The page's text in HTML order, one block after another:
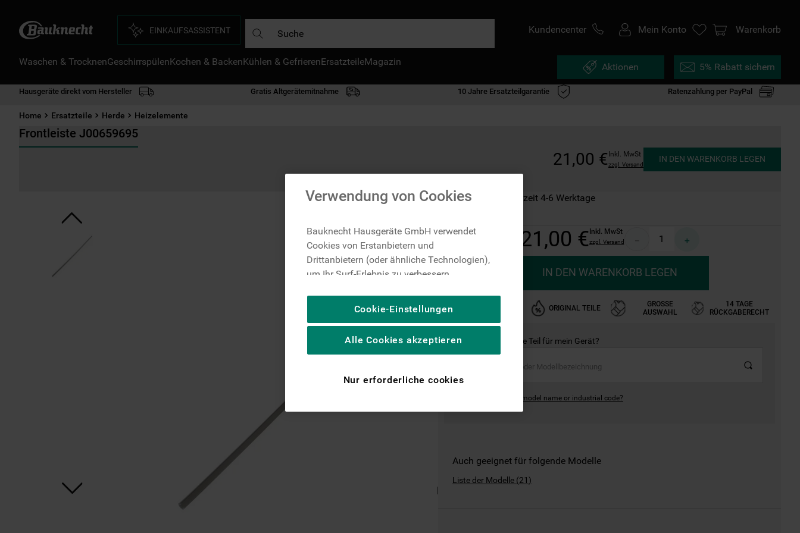
EINKAUFSASSISTENT Kundencenter Mein Konto Warenkorb
Waschen & TrocknenGeschirrspülenKochen & BackenKühlen & GefrierenErsatzteileMagazin Aktionen 5% Rabatt sichern
Hausgeräte direkt vom Hersteller Gratis Altgerätemitnahme 10 Jahre Ersatzteilgarantie Ratenzahlung per PayPal
Home Ersatzteile Herde Heizelemente
Frontleiste J00659695
21 ,00 € Inkl. MwSt
zzgl. Versand
IN DEN WARENKORB LEGEN
Auf Lager: Lieferzeit 4-6 Werktage
21 ,00 €Inkl. MwSt
zzgl. Versand ＋
IN DEN WARENKORB LEGEN
ORIGINAL TEILE
GROSSE A
USWAHL
14 TAGE
RÜCKGABERECHT
Ist dies das richtige Teil für mein Gerät?
Where can I find the model name or industrial code?
Auch geeignet für folgende Modelle
Liste der Modelle (21)
Verwendung von Cookies
Bauknecht Hausgeräte GmbH verwendet
Cookies von Erstanbietern und
Drittanbietern (oder ähnliche Technologien),
um Ihr Surf-Erlebnis zu verbessern
um die redaktionellen Inhalte der Website
basierend auf Ihrer Nutzung der Website zu
personalisieren, die Funktionalität der
spezifische Funktionen anzubieten
(einschließlich über Drittanbieter und auf
Plattformen, beispielsweise Google LLC –
Cookie-Einstellungen
Nur erforderliche cookies
Alle Cookies akzeptieren
DIE HÄUFIGSTEN SUCHANFRAGEN
gefrierschrank